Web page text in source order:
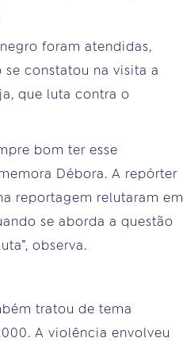
foram atendidas,
constatou na visita a
que luta contra o
bom ter esse
Débora. A repórter
reportagem relutaram em
se aborda a questão
observa.
tratou de tema
A violência envolveu